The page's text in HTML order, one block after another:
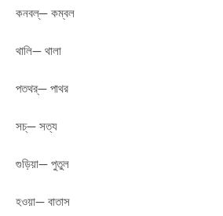
কনবল্— কম্বল
থালি— থালা
পতথর্— পাথর
সচ্— সত্য
গুড়িয়া— পুতুল
হওয়া— বাতাস